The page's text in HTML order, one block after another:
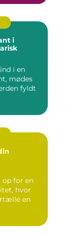
i
i en
mødes
fyldt
op for en
hvor
en